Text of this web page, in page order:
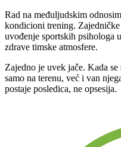
Rad na međuljudskim
kondicioni trening.
uvođenje sportskih psihologa
zdrave timske atmosfere.
Zajedno je uvek jače. Kada
samo na terenu, već i van
postaje posledica, ne opsesija.